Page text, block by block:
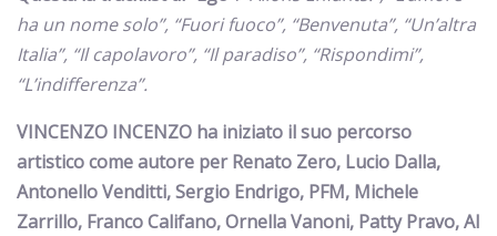
ha un nome solo”, “Fuori fuoco”, “Benvenuta”, “Un’altra
Italia”, “Il capolavoro”, “Il paradiso”, “Rispondimi”,
“L’indifferenza”.
VINCENZO INCENZO ha iniziato il suo percorso
artistico come autore per Renato Zero, Lucio Dalla,
Antonello Venditti, Sergio Endrigo, PFM, Michele
Zarrillo, Franco Califano, Ornella Vanoni, Patty Pravo, Al